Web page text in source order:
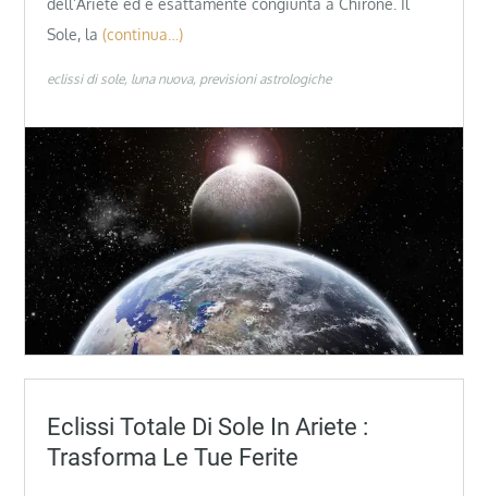
dell’Ariete ed è esattamente congiunta a Chirone. Il
Sole, la (continua…)
eclissi di sole luna nuova previsioni astrologiche
Eclissi Totale Di Sole In Ariete :
Trasforma Le Tue Ferite